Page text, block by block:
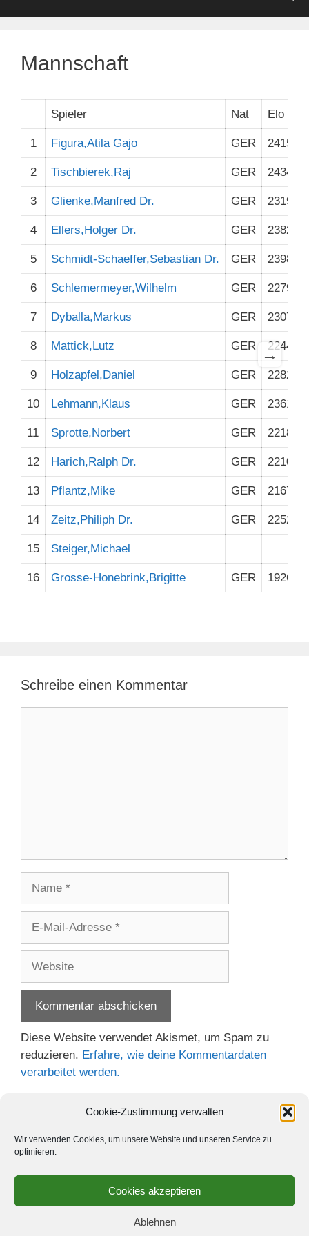
Cookie-Zustimmung verwalten
Wir verwenden Cookies, um unsere Website und unseren Service zu
optimieren.
Cookies akzeptieren
Ablehnen
Mannschaft
Spieler Nat Elo
1 Figura,Atila Gajo GER 2415
2 Tischbierek,Raj GER 2434
3 Glienke,Manfred Dr. GER 2319
4 Ellers,Holger Dr. GER 2382
5 Schmidt-Schaeffer,Sebastian Dr. GER 2398
6 Schlemermeyer,Wilhelm GER 2279
7 Dyballa,Markus GER 2307
8 Mattick,Lutz GER 2244
9 Holzapfel,Daniel GER 2282
10 Lehmann,Klaus GER 2361
11 Sprotte,Norbert GER 2218
12 Harich,Ralph Dr. GER 2210
13 Pflantz,Mike GER 2167
14 Zeitz,Philiph Dr. GER 2252
15 Steiger,Michael
16 Grosse-Honebrink,Brigitte GER 1926
→
Schreibe einen Kommentar
Adresse
Diese Website verwendet Akismet, um Spam zu
reduzieren. Erfahre, wie deine Kommentardaten
verarbeitet werden.